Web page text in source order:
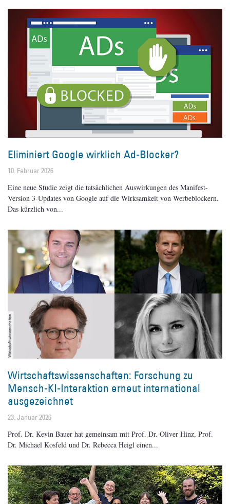
Eliminiert Google wirklich Ad-Blocker?
10. Februar 2026
Eine neue Studie zeigt die tatsächlichen Auswirkungen des Manifest-
Version 3-Updates von Google auf die Wirksamkeit von Werbeblockern.
Das kürzlich von
Wirtschaftswissenschaften: Forschung zu
Mensch-KI-Interaktion erneut international
ausgezeichnet
23. Januar 2026
Prof. Dr. Kevin Bauer hat gemeinsam mit Prof. Dr. Oliver Hinz, Prof.
Dr. Michael Kosfeld und Dr. Rebecca Heigl einen